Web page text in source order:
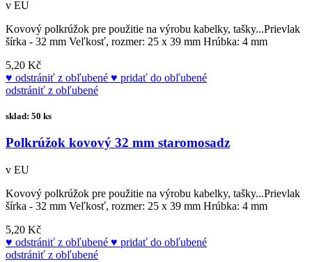
v EU
Kovový polkrúžok pre použitie na výrobu kabelky, tašky...Prievlak
šírka - 32 mm Veľkosť, rozmer: 25 x 39 mm Hrúbka: 4 mm
5,20 Kč
odstrániť z obľubené
pridať do obľubené
odstrániť z obľubené
sklad: 50 ks
Polkrúžok kovový 32 mm staromosadz
v EU
Kovový polkrúžok pre použitie na výrobu kabelky, tašky...Prievlak
šírka - 32 mm Veľkosť, rozmer: 25 x 39 mm Hrúbka: 4 mm
5,20 Kč
odstrániť z obľubené
pridať do obľubené
odstrániť z obľubené